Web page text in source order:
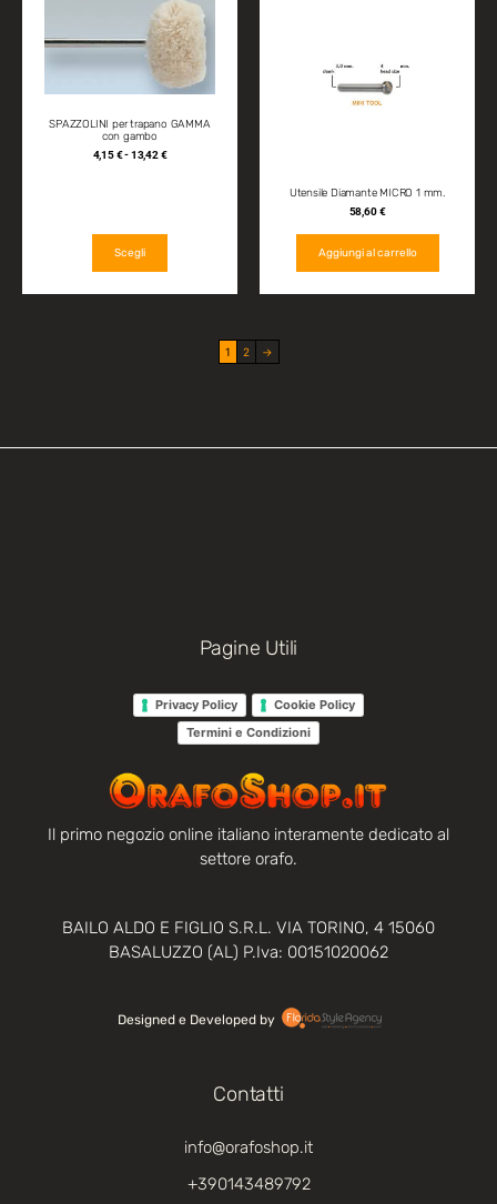
SPAZZOLINI per trapano GAMMA
con gambo
4,15€-13,42 €
Scegli
Utensile Diamante MICRO 1 mm.
58,60€
Aggiungi al carrello
1 2 →
Pagine Utili
Privacy Policy
Cookie Policy
Termini e Condizioni
Il primo negozio online italiano interamente dedicato al
settore orafo.
BAILO ALDO E FIGLIO S.R.L. VIA TORINO, 4 15060
BASALUZZO (AL) P.Iva: 00151020062
Contatti
info@orafoshop.it
+390143489792